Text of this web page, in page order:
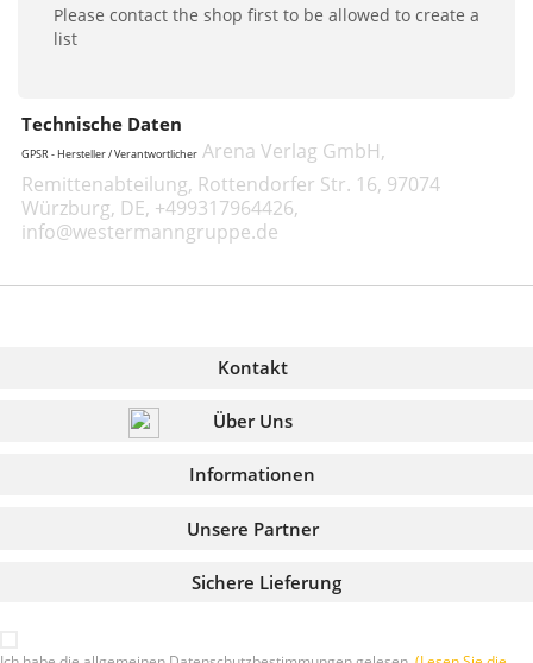
Please contact the shop first to be allowed to create a
list
Technische Daten
GPSR - Hersteller / Verantwortlicher Arena Verlag GmbH,
Remittenabteilung, Rottendorfer Str. 16, 97074
Würzburg, DE, +499317964426,
info@westermanngruppe.de
Kontakt
Über Uns
Informationen
Sichere Lieferung
Unsere Partner